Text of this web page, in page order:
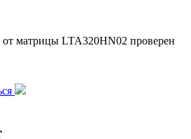
от матрицы LTA320HN02 проверен